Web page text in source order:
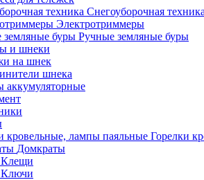
Снегоуборочная
Электротриммеры
Ручные земляные буры
и шнеки
на шнек
шнека
аккумуляторные
Горелки
Домкраты
Клещи
Ключи